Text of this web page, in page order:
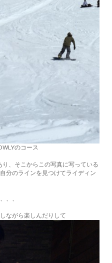
のコース
、そこからこの写真に写っている
分のラインを見つけてライディン
、、
ながら楽しんだりして